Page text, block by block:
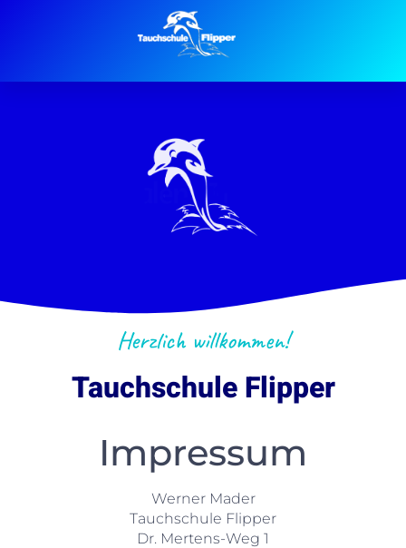
Herzlich willkommen!
Tauchschule Flipper
Impressum
Werner Mader
Tauchschule Flipper
Dr. Mertens-Weg 1